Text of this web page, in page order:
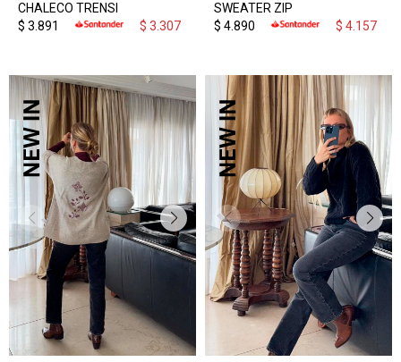
CHALECO TRENSI
$ 3.891 $ 3.307
SWEATER ZIP
$ 4.890 $ 4.157